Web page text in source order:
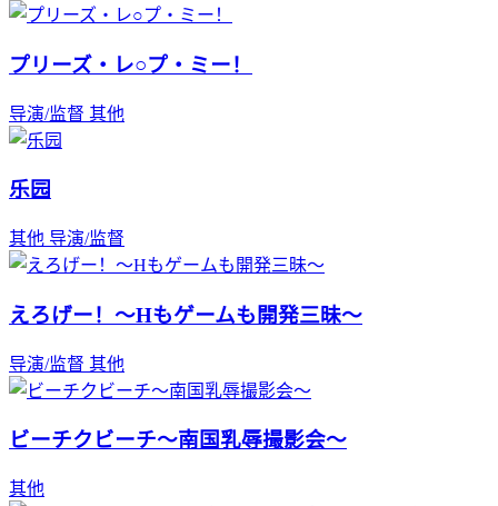
プリーズ・レ○プ・ミー！
导演/监督 其他
乐园
其他 导演/监督
えろげー！～Hもゲームも開発三昧～
导演/监督 其他
ビーチクビーチ～南国乳辱撮影会～
其他